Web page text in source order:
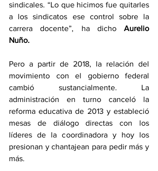
sindicales. “Lo que hicimos fue quitarles
a los sindicatos ese control sobre la
carrera docente”, ha dicho Aurelio
Nuño.
Pero a partir de 2018, la relación del
movimiento con el gobierno federal
cambió sustancialmente. La
administración en turno canceló la
reforma educativa de 2013 y estableció
mesas de diálogo directas con los
líderes de la coordinadora y hoy los
presionan y chantajean para pedir más y
más.